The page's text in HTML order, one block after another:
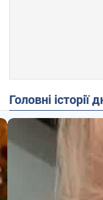
Головні історії